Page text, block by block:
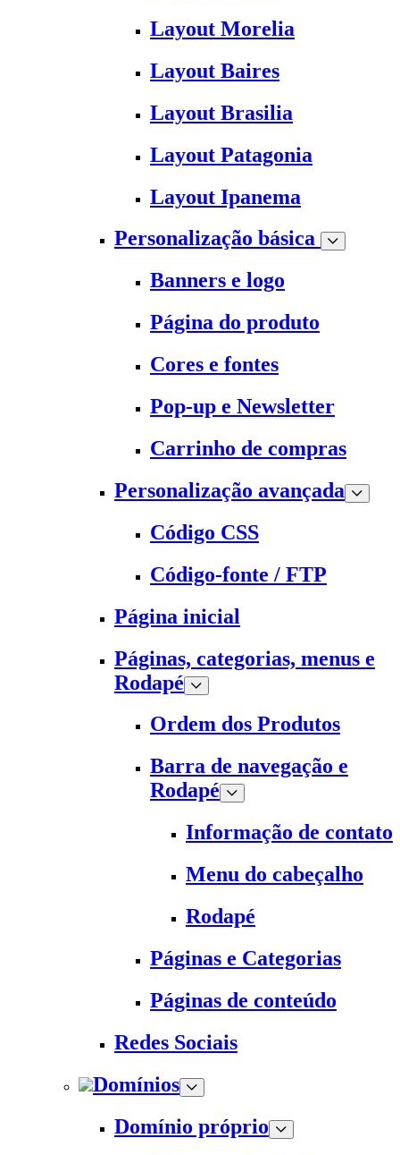
Layout Morelia
Layout Baires
Layout Brasilia
Layout Patagonia
Layout Ipanema
Personalização básica
Banners e logo
Página do produto
Cores e fontes
Pop-up e Newsletter
Carrinho de compras
Personalização avançada
Código CSS
Código-fonte / FTP
Página inicial
Páginas, categorias, menus e
Rodapé
Ordem dos Produtos
Barra de navegação e
Rodapé
Informação de contato
Menu do cabeçalho
Rodapé
Páginas e Categorias
Páginas de conteúdo
Redes Sociais
Domínios
Domínio próprio